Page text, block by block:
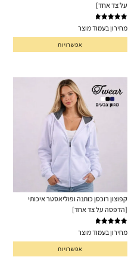
על צד אחד]
דורג5.00
מחירון בעמוד מוצר
אפשרויות
קפוצון רוכסן כותנה ופוליאסטר איכותי
[הדפסה על צד אחד]
דורג5.00
מחירון בעמוד מוצר
אפשרויות